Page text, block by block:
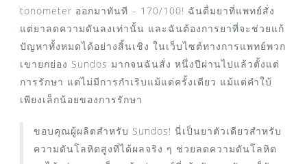
tonometer ออกมาทันที – 170/100! ฉันดื่มยาที่แพทย์สั่ง
แต่ยาลดความดันลงเท่านั้น และฉันต้องการยาที่จะช่วยแก้
ปัญหาทั้งหมดได้อย่างสิ้นเชิง ในเว็บไซต์ทางการแพทย์พวก
เขายกย่อง Sundos มากจนฉันสั่ง หนึ่งปีผ่านไปแล้วตั้งแต่
การรักษา แต่ไม่มีการกำเริบแม้แต่ครั้งเดียว แม้แต่คำใบ้
เพียงเล็กน้อยของการรักษา
ขอบคุณผู้ผลิตสำหรับ Sundos! นี่เป็นยาตัวเดียวสำหรับ
ความดันโลหิตสูงที่ได้ผลจริง ๆ ช่วยลดความดันโลหิต